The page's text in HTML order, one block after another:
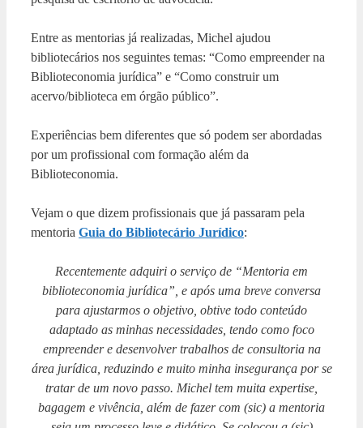
Entre as mentorias já realizadas, Michel ajudou
bibliotecários nos seguintes temas: “Como empreender na
Biblioteconomia jurídica” e “Como construir um
acervo/biblioteca em órgão público”.
Experiências bem diferentes que só podem ser abordadas
por um profissional com formação além da
Biblioteconomia.
Vejam o que dizem profissionais que já passaram pela
mentoria Guia do Bibliotecário Jurídico:
Recentemente adquiri o serviço de “Mentoria em
biblioteconomia jurídica”, e após uma breve conversa
para ajustarmos o objetivo, obtive todo conteúdo
adaptado as minhas necessidades, tendo como foco
empreender e desenvolver trabalhos de consultoria na
área jurídica, reduzindo e muito minha insegurança por se
tratar de um novo passo. Michel tem muita expertise,
bagagem e vivência, além de fazer com (sic) a mentoria